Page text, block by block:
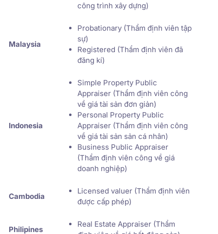
công trình xây dựng)
Malaysia
Probationary (Thẩm định viên tập
sự)
Registered (Thẩm định viên đã
đăng kí)
Indonesia
Simple Property Public
Appraiser (Thẩm định viên công
về giá tài sản đơn giản)
Personal Property Public
Appraiser (Thẩm định viên công
về giá tài sản sản cá nhân)
Business Public Appraiser
(Thẩm định viên công về giá
doanh nghiệp)
Cambodia
Licensed valuer (Thẩm định viên
được cấp phép)
Philipines
Real Estate Appraiser (Thẩm